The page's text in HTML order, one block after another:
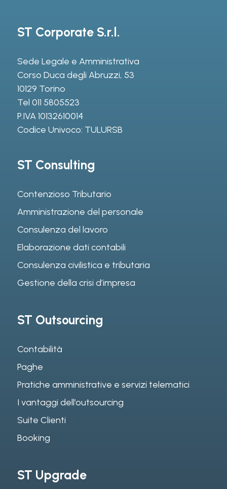
ST Corporate S.r.l.
Sede Legale e Amministrativa
Corso Duca degli Abruzzi, 53
10129 Torino
Tel 011 5805523
P.IVA 10132610014
Codice Univoco: TULURSB
ST Consulting
Contenzioso Tributario
Amministrazione del personale
Consulenza del lavoro
Elaborazione dati contabili
Consulenza civilistica e tributaria
Gestione della crisi d’impresa
ST Outsourcing
Contabilità
Paghe
Pratiche amministrative e servizi telematici
I vantaggi dell’outsourcing
Suite Clienti
Booking
ST Upgrade